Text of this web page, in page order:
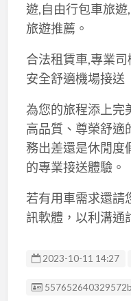
遊,自由行包車旅
旅遊推薦。
合法租賃車,專業
安全舒適機場接送
為您的旅程添上完
高品質、尊榮舒適
務出差還是休閒度
的專業接送體驗。
若有用車需求還請
訊軟體，以利溝通
2023-10-11 14:27
廣告编號
557652640329572b